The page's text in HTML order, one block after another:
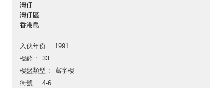
灣仔
灣仔區
香港島
入伙年份
1991
樓齡
33
樓盤類型
寫字樓
街號
4-6